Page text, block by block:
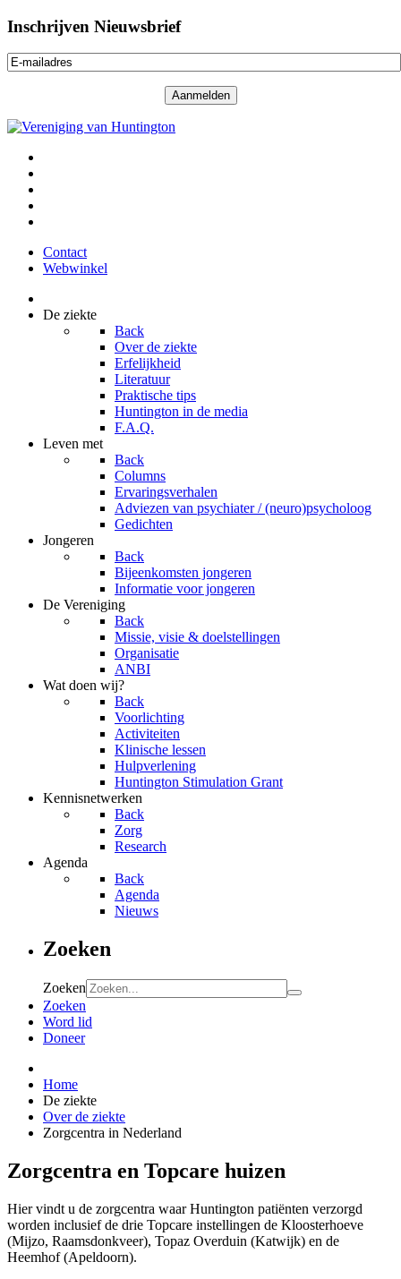
Inschrijven Nieuwsbrief
Contact
Webwinkel
De ziekte
Back
Over de ziekte
Erfelijkheid
Literatuur
Praktische tips
Huntington in de media
F.A.Q.
Leven met
Back
Columns
Ervaringsverhalen
Adviezen van psychiater / (neuro)psycholoog
Gedichten
Jongeren
Back
Bijeenkomsten jongeren
Informatie voor jongeren
De Vereniging
Back
Missie, visie & doelstellingen
Organisatie
ANBI
Wat doen wij?
Back
Voorlichting
Activiteiten
Klinische lessen
Hulpverlening
Huntington Stimulation Grant
Kennisnetwerken
Back
Zorg
Research
Agenda
Back
Agenda
Nieuws
Zoeken
Zoeken
Zoeken
Word lid
Doneer
Home
De ziekte
Over de ziekte
Zorgcentra in Nederland
Zorgcentra en Topcare huizen
Hier vindt u de zorgcentra waar Huntington patiënten verzorgd
worden inclusief de drie Topcare instellingen de Kloosterhoeve
(Mijzo, Raamsdonkveer), Topaz Overduin (Katwijk) en de
Heemhof (Apeldoorn).